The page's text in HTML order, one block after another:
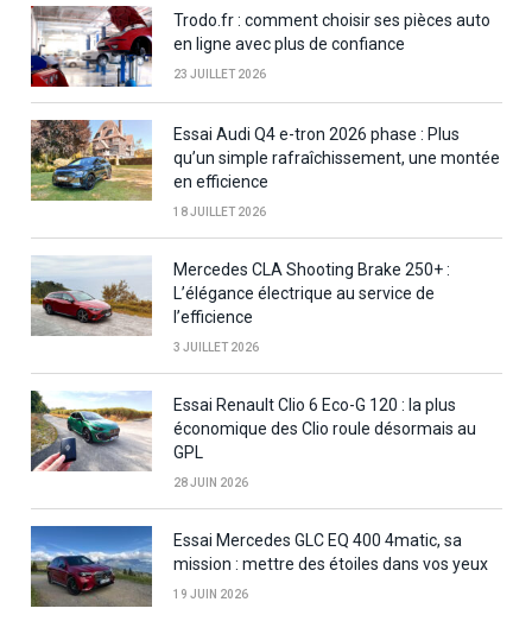
Trodo.fr : comment choisir ses pièces auto
en ligne avec plus de confiance
23 JUILLET 2026
Essai Audi Q4 e-tron 2026 phase : Plus
qu’un simple rafraîchissement, une montée
en efficience
18 JUILLET 2026
Mercedes CLA Shooting Brake 250+ :
L’élégance électrique au service de
l’efficience
3 JUILLET 2026
Essai Renault Clio 6 Eco-G 120 : la plus
économique des Clio roule désormais au
GPL
28 JUIN 2026
Essai Mercedes GLC EQ 400 4matic, sa
mission : mettre des étoiles dans vos yeux
19 JUIN 2026